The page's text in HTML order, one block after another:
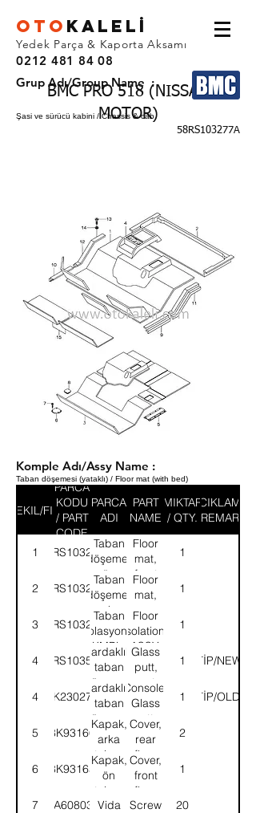
OTO KALEL İ
Yedek Parça & Kaporta Aksamı
0212 481 84 08
BMC PRO 518 (NISSAN
MOTOR)
Grup Adı/Group Name :
Şasi ve sürücü kabini / Chassis & cab
58RS103277A
Komple Adı/Assy Name :
Taban döşemesi (yataklı) / Floor mat (with bed)
SEKIL/FIG
PARCA
KODU
/ PART
CODE
PARCA
ADI
PART
NAME
MIKTAR
/ QTY.
ACIKLAMA
/ REMARK
1 58RS103278
Taban
döşeme,
ön
Floor
mat,
front
1
2 58RS103279
Taban
döşeme,
arka
Floor
mat,
rear
1
3 58RS103281
Taban
izolasyonu-
KMPL.
Floor
isolation-
ASSY.
1
4 58RS103572
Bardaklık,
taban
döşemesi
Glass
putt,
mat
floor
1
YENİTİP/
4 8K230273
Bardaklık,
taban
döşemesi
Console-
Glass
putt-
Mats
floor
1
ESKİTİP/
5 8K93166
Kapak,
arka
taban
Cover,
rear
floor
2
6 8K93165
Kapak,
ön
taban
Cover,
front
floor
1
7 DA608031Vida Screw 20